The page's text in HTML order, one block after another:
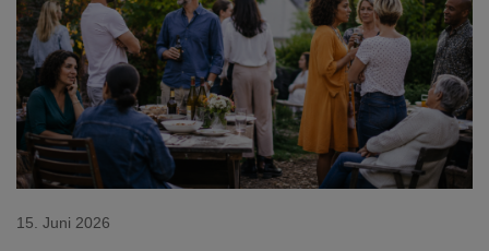
15. Juni 2026